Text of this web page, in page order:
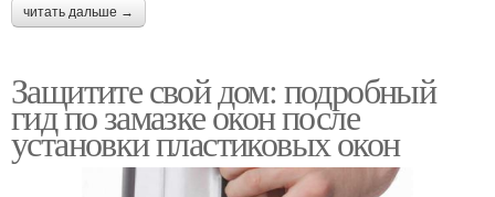
читать дальше →
Защитите свой дом: подробный
гид по замазке окон после
установки пластиковых окон